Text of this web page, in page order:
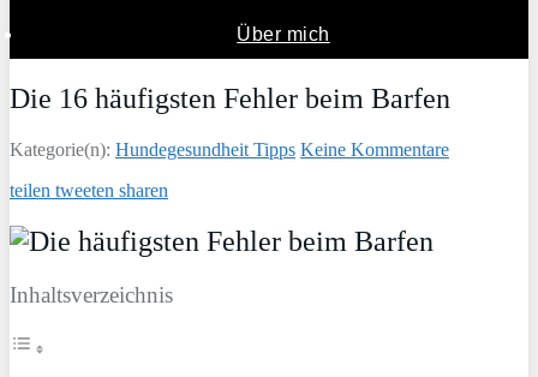
Über mich
Die 16 häufigsten Fehler beim Barfen
Kategorie(n): Hundegesundheit Tipps Keine Kommentare
teilen tweeten sharen
Inhaltsverzeichnis